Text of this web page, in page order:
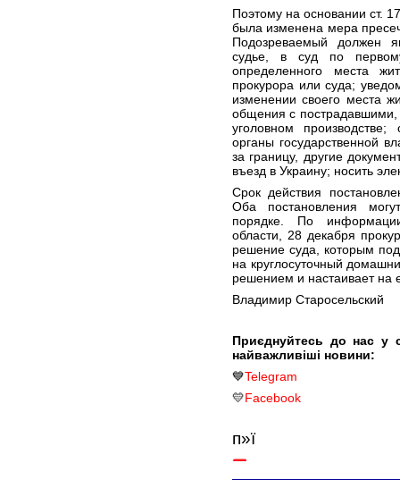
Поэтому на основании ст.
была изменена мера
Подозреваемый должен
судье, в суд по
определенного места
прокурора или суда;
изменении своего места
общения с
уголовном
органы государственной
за границу, другие
въезд в Украину; носить
Срок действия
Оба постановления
порядке. По
области, 28 декабря
решение суда, которым
на круглосуточный
решением и настаивает на
Владимир Старосельский
Приєднуйтесь до нас у
найважливіші новини:
💙Telegram
💛Facebook
п»ї